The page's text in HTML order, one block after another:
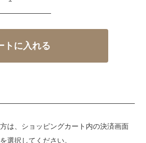
は、ショッピングカート内の決済画面
選択してください。